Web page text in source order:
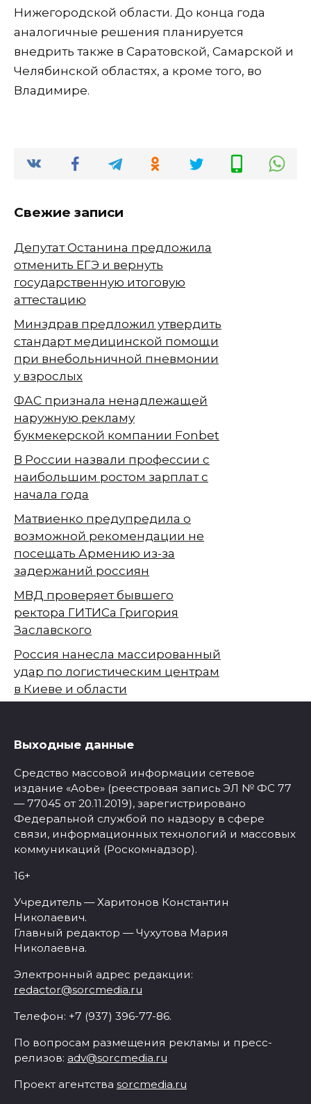
Нижегородской области. До конца года
аналогичные решения планируется
внедрить также в Саратовской, Самарской и
Челябинской областях, а кроме того, во
Владимире.
Свежие записи
Депутат Останина предложила
отменить ЕГЭ и вернуть
государственную итоговую
аттестацию
Минздрав предложил утвердить
стандарт медицинской помощи
при внебольничной пневмонии
у взрослых
ФАС признала ненадлежащей
наружную рекламу
букмекерской компании Fonbet
В России назвали профессии с
наибольшим ростом зарплат с
начала года
Матвиенко предупредила о
возможной рекомендации не
посещать Армению из-за
задержаний россиян
МВД проверяет бывшего
ректора ГИТИСа Григория
Заславского
Россия нанесла массированный
удар по логистическим центрам
в Киеве и области
Выходные данные
Средство массовой информации сетевое
издание «Aobe» (реестровая запись ЭЛ № ФС 77
— 77045 от 20.11.2019), зарегистрировано
Федеральной службой по надзору в сфере
связи, информационных технологий и массовых
коммуникаций (Роскомнадзор).
16+
Учредитель — Харитонов Константин
Николаевич.
Главный редактор — Чухутова Мария
Николаевна.
Электронный адрес редакции:
redactor@sorcmedia.ru
Телефон: +7 (937) 396-77-86.
По вопросам размещения рекламы и пресс-
релизов: adv@sorcmedia.ru
Проект агентства sorcmedia.ru